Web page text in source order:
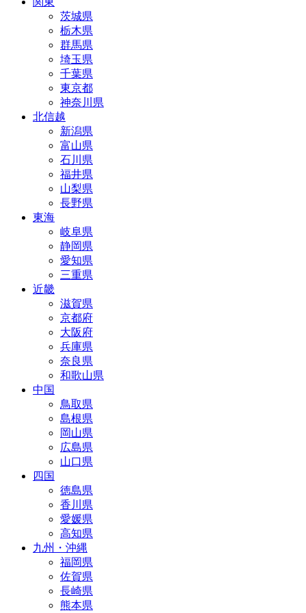
茨城県
栃木県
群馬県
埼玉県
千葉県
東京都
神奈川県
北信越
新潟県
富山県
石川県
福井県
山梨県
長野県
東海
岐阜県
静岡県
愛知県
三重県
近畿
滋賀県
京都府
大阪府
兵庫県
奈良県
和歌山県
中国
鳥取県
島根県
岡山県
広島県
山口県
四国
徳島県
香川県
愛媛県
高知県
九州・沖縄
福岡県
佐賀県
長崎県
熊本県